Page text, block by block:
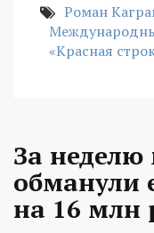
Роман
«Красная
За
обманули
на 16 млн